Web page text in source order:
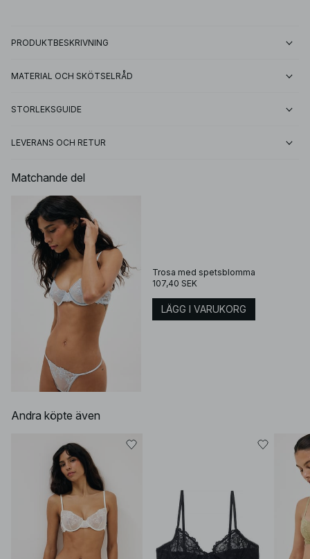
PRODUKTBESKRIVNING
MATERIAL OCH SKÖTSELRÅD
STORLEKSGUIDE
LEVERANS OCH RETUR
Matchande del
Trosa med spetsblomma
107,40 SEK
LÄGG I VARUKORG
Andra köpte även